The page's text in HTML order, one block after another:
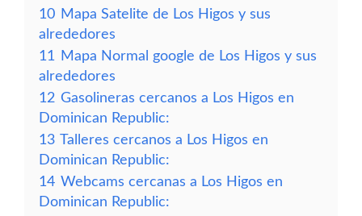
10 Mapa Satelite de Los Higos y sus
alrededores
11
Mapa Normal google de Los Higos y sus
alrededores
12 Gasolineras cercanos a Los Higos en
Dominican Republic:
13 Talleres cercanos a Los Higos en
Dominican Republic:
14 Webcams cercanas a Los Higos en
Dominican Republic: